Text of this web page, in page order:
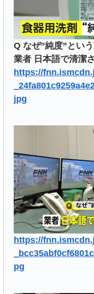
Q なぜ”純度”とい
業者 日本語で清潔
https://
jpg
https://
pg